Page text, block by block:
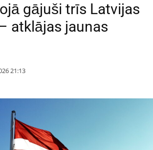
gājuši trīs Latvijas
atklājas jaunas
21:13